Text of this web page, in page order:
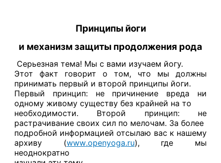
Принципы йоги
и механизм защиты продолжения рода
Серьезная тема! Мы с вами изучаем йогу.
Этот факт говорит о том, что мы должны
принимать первый и второй принципы йоги.
Первый принцип: не причинение вреда ни
одному живому существу без крайней на то
необходимости. Второй принцип: не
растрачивание своих сил по мелочам. За более
подробной информацией отсылаю вас к нашему
архиву (www.openyoga.ru), где мы
неоднократно